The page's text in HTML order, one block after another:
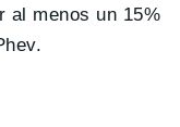
al menos un 15%